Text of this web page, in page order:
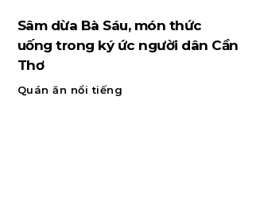
Sâm dừa Bà Sáu, món thức
uống trong ký ức người dân Cần
Thơ
Quán ăn nổi tiếng